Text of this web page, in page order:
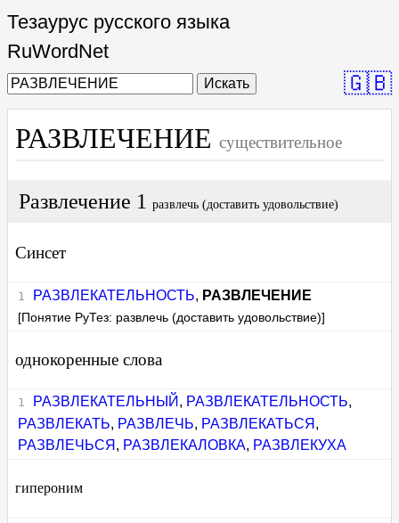
Тезаурус русского языка
RuWordNet
Искать 🇬🇧
РАЗВЛЕЧЕНИЕ существительное
Развлечение 1 развлечь (доставить удовольствие)
Синсет
РАЗВЛЕКАТЕЛЬНОСТЬ, РАЗВЛЕЧЕНИЕ
[Понятие РуТез: развлечь (доставить удовольствие)]
однокоренные слова
РАЗВЛЕКАТЕЛЬНЫЙ , РАЗВЛЕКАТЕЛЬНОСТЬ,
РАЗВЛЕКАТЬ, РАЗВЛЕЧЬ, РАЗВЛЕКАТЬСЯ ,
РАЗВЛЕЧЬСЯ , РАЗВЛЕКАЛОВКА, РАЗВЛЕКУХА
гипероним